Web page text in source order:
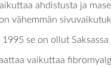
ahdistusta ja
vähemmän
1995 se on ollut
vaikuttaa